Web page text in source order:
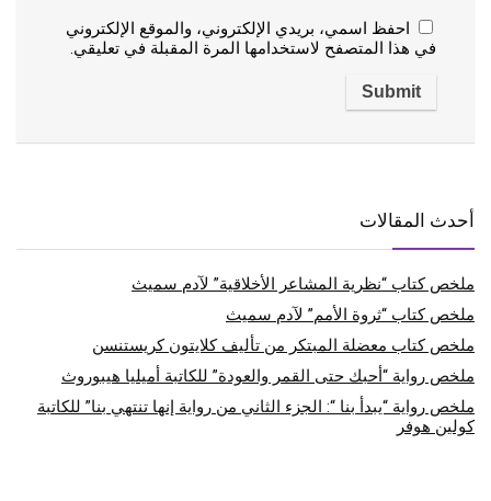
احفظ اسمي، بريدي الإلكتروني، والموقع الإلكتروني
في هذا المتصفح لاستخدامها المرة المقبلة في تعليقي.
أحدث المقالات
ملخص كتاب “نظرية المشاعر الأخلاقية” لآدم سميث
ملخص كتاب “ثروة الأمم” لآدم سميث
ملخص كتاب معضلة المبتكر من تأليف كلايتون كريستنسن
ملخص رواية “أحبك حتى القمر والعودة” للكاتبة أميليا هيبوروث
ملخص رواية “يبدأ بنا “: الجزء الثاني من رواية إنها تنتهي بنا” للكاتبة
كولين هوفر